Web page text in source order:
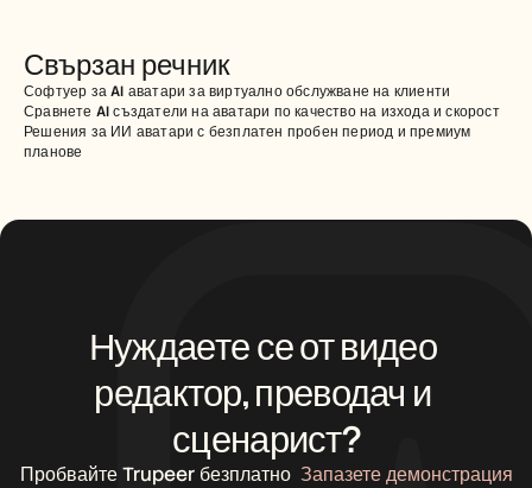
Свързан речник
Софтуер за AI аватари за виртуално обслужване на клиенти
Сравнете AI създатели на аватари по качество на изхода и скорост
Решения за ИИ аватари с безплатен пробен период и премиум
планове
Нуждаете се от видео
редактор, преводач и
сценарист?
Пробвайте Trupeer безплатно Запазете демонстрация